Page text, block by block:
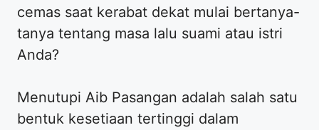
cemas saat kerabat dekat mulai bertanya-
tanya tentang masa lalu suami atau istri
Anda?
Menutupi Aib Pasangan adalah salah satu
bentuk kesetiaan tertinggi dalam